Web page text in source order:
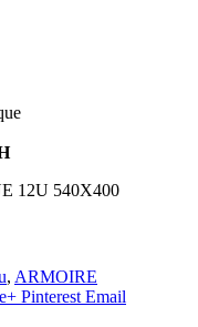
12U 540X400
, ARMOIRE
Pinterest Email